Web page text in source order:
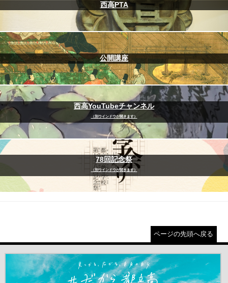
西高PTA
公開講座
西高YouTubeチャンネル
（別ウインドウが開きます）
78回記念祭
（別ウインドウが開きます）
ページの先頭へ戻る
＃だから都立高（別ウインドウが開きます）